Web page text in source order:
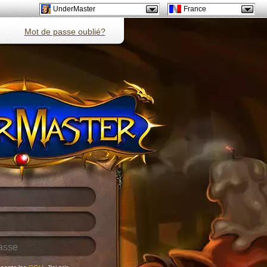
UnderMaster France
Mot de passe oublié?